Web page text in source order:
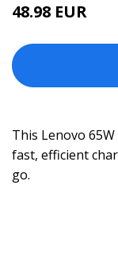
48.98 EUR
This Lenovo
fast, efficient
go.